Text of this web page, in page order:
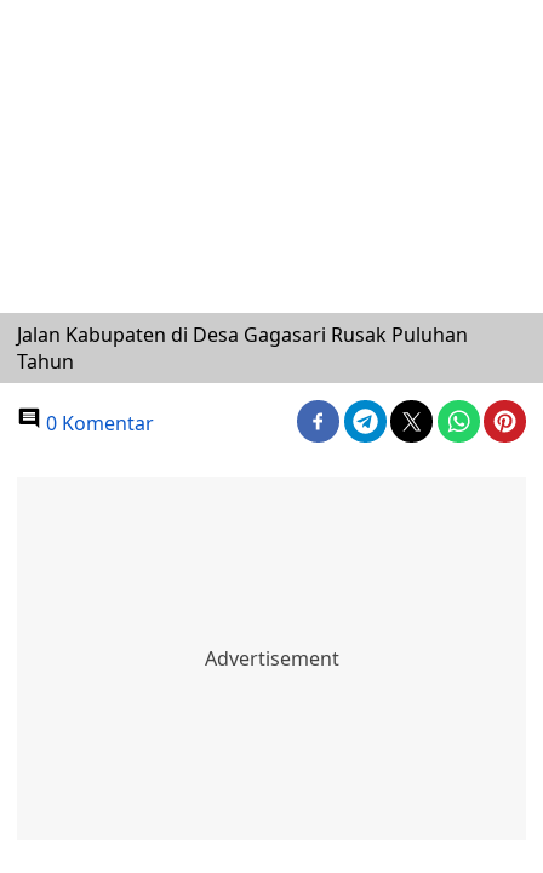
Jalan Kabupaten di Desa Gagasari Rusak Puluhan
Tahun
0 Komentar